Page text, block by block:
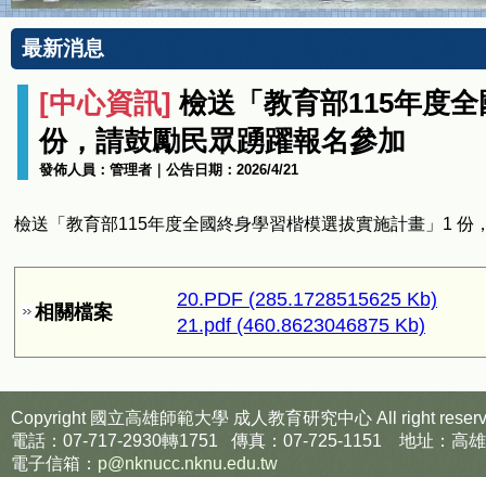
最新消息
[中心資訊] 檢送「教育部115年度
份，請鼓勵民眾踴躍報名參加
發佈人員： 管理者 ｜公告日期： 2026/4/21
檢送「教育部115年度全國終身學習楷模選拔實施計畫」1
相關檔案
20.PDF (285.1728515625 Kb)
21.pdf (460.8623046875 Kb)
Copyright 國立高雄師範大學 成人教育研究中心 All right
電話：07-717-2930轉1751 傳真：07-725-1151 地址：高
電子信箱： p@nknucc.nknu.edu.tw